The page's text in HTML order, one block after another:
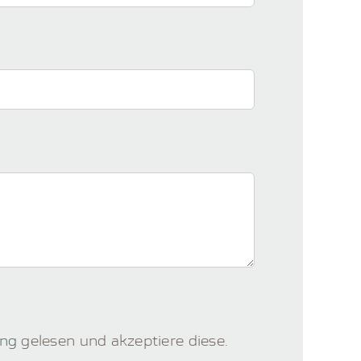
gelesen und akzeptiere diese.